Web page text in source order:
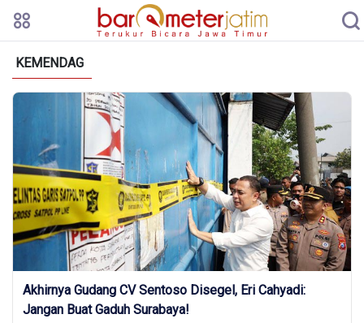
KEMENDAG
Akhirnya Gudang CV Sentoso Disegel, Eri Cahyadi:
Jangan Buat Gaduh Surabaya!